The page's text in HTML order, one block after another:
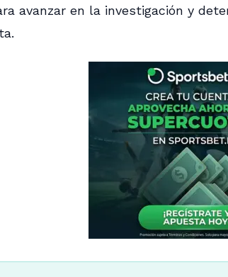
avanzar en la investigación y